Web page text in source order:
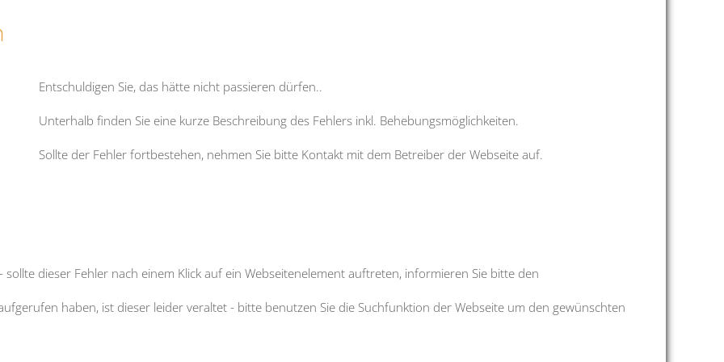
Entschuldigen Sie, das hätte nicht passieren dürfen..
Unterhalb finden Sie eine kurze Beschreibung des Fehlers inkl. Behebungsmöglichkeiten.
Sollte der Fehler fortbestehen, nehmen Sie bitte Kontakt mit dem Betreiber der Webseite auf.
dieser Fehler nach einem Klick auf ein Webseitenelement auftreten, informieren Sie bitte den
haben, ist dieser leider veraltet - bitte benutzen Sie die Suchfunktion der Webseite um den gewünschten